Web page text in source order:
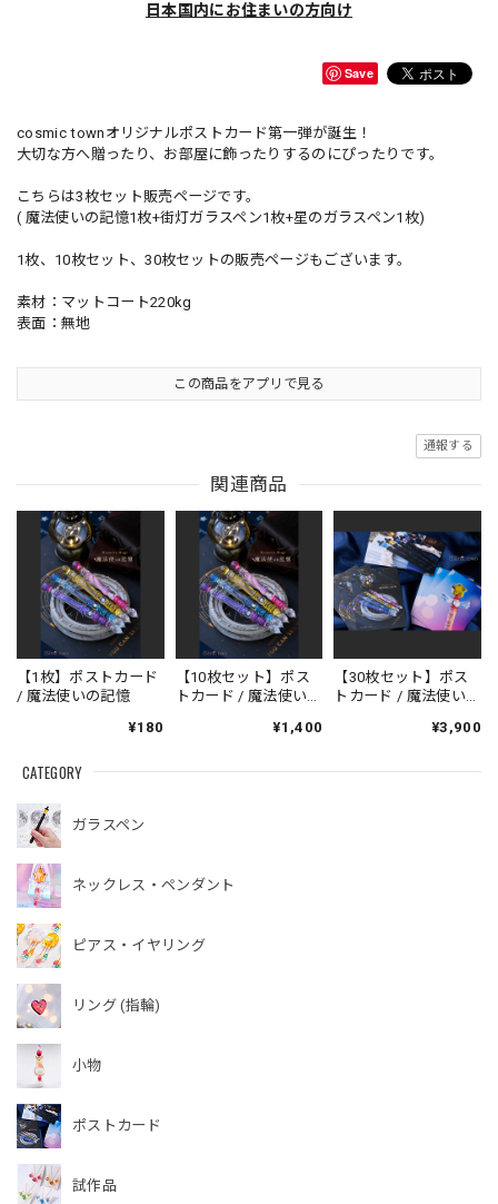
CATEGORY
ガラスペン
ネックレス・ペンダント
ピアス・イヤリング
リング (指輪)
小物
ポストカード
試作品
日本国内にお住まいの方向け
Save
cosmic townオリジナルポストカード第一弾が誕生！
大切な方へ贈ったり、お部屋に飾ったりするのにぴったりです。
こちらは3枚セット販売ページです。
( 魔法使いの記憶1枚+街灯ガラスペン1枚+星のガラスペン1枚)
1枚、10枚セット、30枚セットの販売ページもございます。
素材：マットコート220kg
表面：無地
この商品をアプリで見る
通報する
関連商品
【1枚】ポストカード
/ 魔法使いの記憶
¥180
【10枚セット】ポス
トカード / 魔法使いの
¥1,400
【30枚セット】ポス
トカード / 魔法使いの
スペン10枚・星のガ
¥3,900